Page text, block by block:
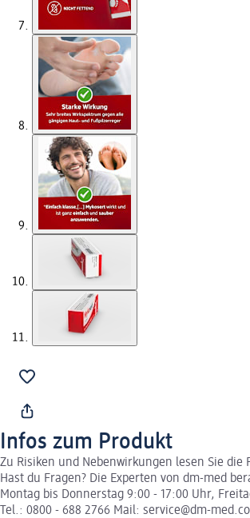
Infos zum Produkt
Zu Risiken und Nebenwirkungen lesen Sie
Hast du Fragen? Die Experten von dm-med
Montag bis Donnerstag 9:00 - 17:00 Uhr,
Tel.: 0800 - 688 2766 Mail: service@dm-